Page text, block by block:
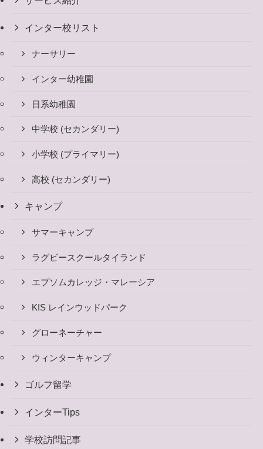
インター校リスト
ナーサリー
インター幼稚園
日系幼稚園
中学校 (セカンダリー)
小学校 (プライマリー)
高校 (セカンダリー)
キャンプ
サマーキャンプ
ラグビースクールタイランド
エプソムカレッジ・マレーシア
KIS レインウッドパーク
グローネーチャー
ウィンターキャンプ
ゴルフ留学
インターTips
学校訪問記事